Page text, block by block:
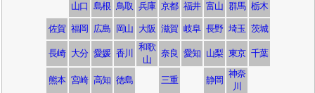
山口 島根 鳥取 兵庫 京都 福井 富山 群馬 栃木
佐賀 福岡 広島 岡山 大阪 滋賀 岐阜 長野 埼玉 茨城
長崎 大分 愛媛 香川
和歌
山
奈良 愛知 山梨 東京 千葉
熊本 宮崎 高知 徳島 三重 静岡
神奈
川